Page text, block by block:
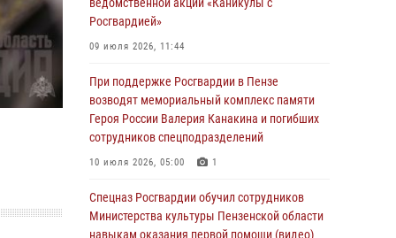
03 августа 2026, 07:14 1
В Пензе сотрудники Росгвардии задержали
бранью напугал жильцов многоквартирного
дома
03 августа 2026, 05:59
Росгвардейцы Пензенской области отмечают
03 августа 2026, 05:15
Росгвардией»
09 июля 2026, 11:44
При поддержке Росгвардии в Пензе
возводят мемориальный комплекс памяти
Героя России Валерия Канакина и погибших
сотрудников спецподразделений
10 июля 2026, 05:00 1
Спецназ Росгвардии обучил сотрудников
Министерства культуры Пензенской области
навыкам оказания первой помощи (видео)